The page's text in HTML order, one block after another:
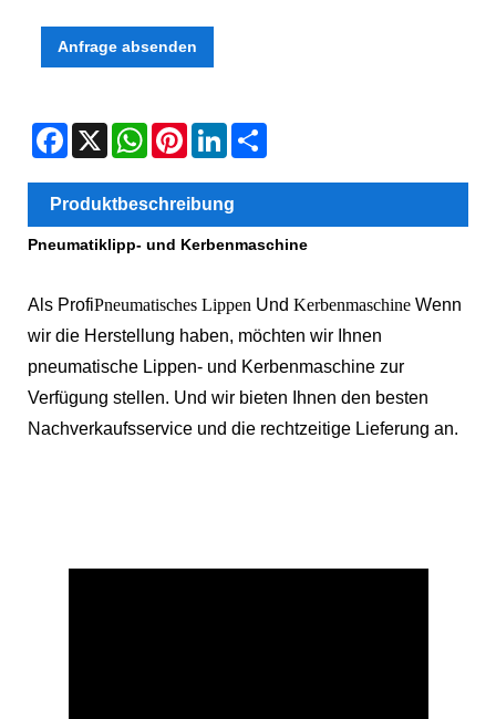
Anfrage absenden
Facebook
X WhatsAppPinterestLinkedIn
Produktbeschreibung
Pneumatiklipp- und Kerbenmaschine
Als ProfiPneumatisches Lippen Und Kerbenmaschine Wenn
wir die Herstellung haben, möchten wir Ihnen
pneumatische Lippen- und Kerbenmaschine zur
Verfügung stellen. Und wir bieten Ihnen den besten
Nachverkaufsservice und die rechtzeitige Lieferung an.